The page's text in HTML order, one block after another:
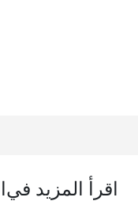
اقرأ المزيد في